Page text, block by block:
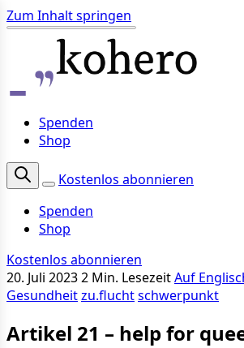
Zum Inhalt springen
Spenden
Shop
Kostenlos abonnieren
Spenden
Shop
Kostenlos abonnieren
20. Juli 20232 Min. LesezeitAuf
Gesundheitzu.fluchtschwerpunkt
Artikel 21 – help for